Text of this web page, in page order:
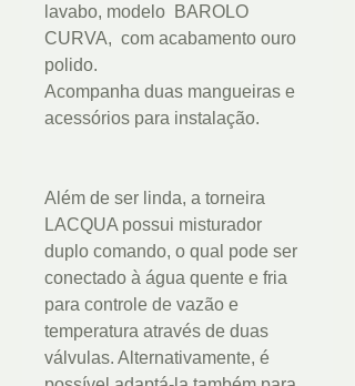
lavabo, modelo BAROLO
CURVA, com acabamento ouro
polido.
Acompanha duas mangueiras e
acessórios para instalação.
Além de ser linda, a torneira
LACQUA possui misturador
duplo comando, o qual pode ser
conectado à água quente e fria
para controle de vazão e
temperatura através de duas
válvulas. Alternativamente, é